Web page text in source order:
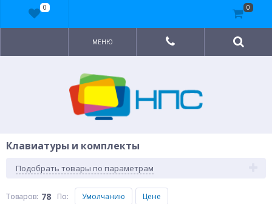
МЕНЮ
Клавиатуры и комплекты
Подобрать товары по параметрам
Товаров: 78 По: Умолчанию
Цене
0 0